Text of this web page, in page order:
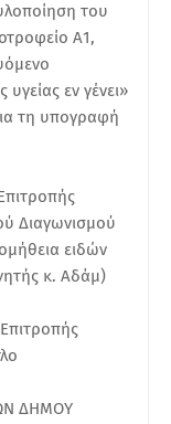
του
Α1,
εν γένει»
τη υπογραφή
Διαγωνισμού
ειδών
κ. Αδάμ)
ΔΗΜΟΥ